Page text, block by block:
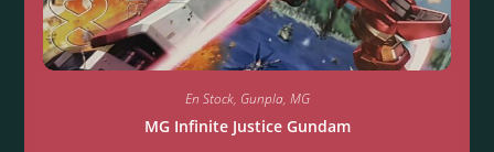
En Stock, Gunpla, MG
MG Infinite Justice Gundam